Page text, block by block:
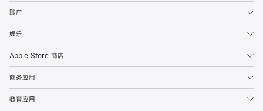
账户
娱乐
Apple Store 商店
商务应用
教育应用